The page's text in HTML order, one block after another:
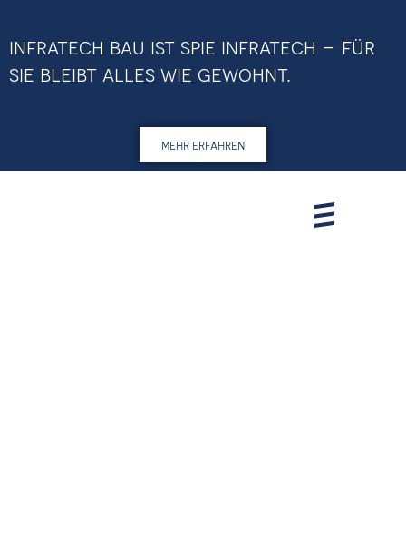
infratech bau ist spie infratech – für
sie bleibt alles wie gewohnt.
mehr erfahren